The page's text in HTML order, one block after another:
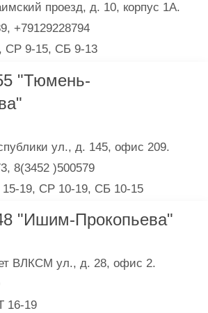
проезд, д. 10, корпус 1А.
+79129228794
СР 9-15, СБ 9-13
"Тюмень-
ул., д. 145, офис 209.
8(3452 )500579
19, СР 10-19, СБ 10-15
"Ишим-Прокопьева"
ВЛКСМ ул., д. 28, офис 2.
16-19